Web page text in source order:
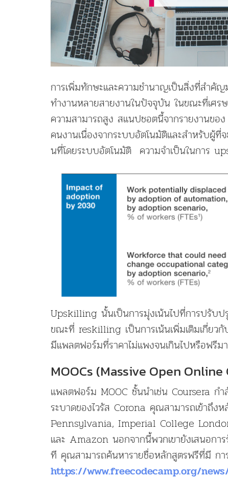
การเพิ่มทักษะและความชำนาญเป็นสิ่งที่สำคั
ทำงานหลายสายงานในปัจจุบัน ในขณะที่เศ
ความสามารถสูง สแนปชอตนี้จากรายงานขอ
คนงานเนื่องจากระบบอัตโนมัติและสำหรับผู้ที่
นที่โดยระบบอัตโนมัติ ความจำเป็นในการ
Upskilling นั้นเป็นการมุ่งเน้นไปที่การปรับ
ขณะที่ reskilling เป็นการเน้นเพิ่มเติมเกี่ยว
มีแพลตฟอร์มที่ราคาไม่แพงจนเกินไปหรือฟรี
MOOCs (Massive Open Online
แพลตฟอร์ม MOOC ชั้นนำเช่น Coursera ก
ระบาดของไวรัส Corona คุณสามารถเข้าถึ
Pennsylvania, Imperial College
และ Amazon นอกจากนี้พวกเขายังเสนอ
ที คุณสามารถค้นหารายชื่อหลักสูตรฟรีที่มี ก
https://www.freecodecamp.org/